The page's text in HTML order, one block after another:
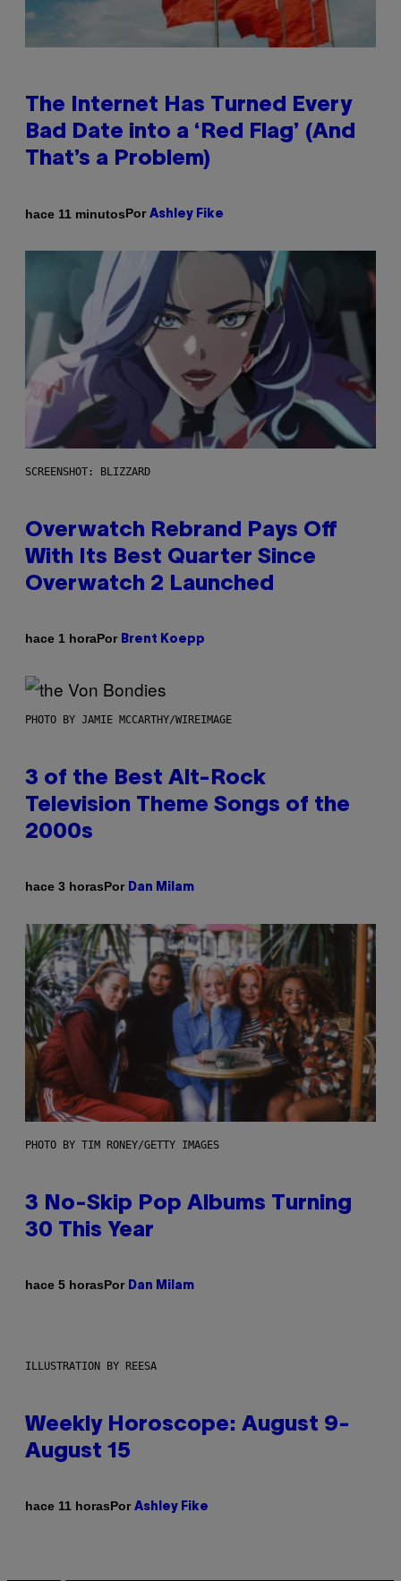
The Internet Has Turned Every
Bad Date into a ‘Red Flag’ (And
That’s a Problem)
hace 11 minutosPor Ashley Fike
SCREENSHOT: BLIZZARD
Overwatch Rebrand Pays Off
With Its Best Quarter Since
Overwatch 2 Launched
hace 1 horaPor Brent Koepp
PHOTO BY JAMIE MCCARTHY/WIREIMAGE
3 of the Best Alt-Rock
Television Theme Songs of the
2000s
hace 3 horasPor Dan Milam
PHOTO BY TIM RONEY/GETTY IMAGES
3 No-Skip Pop Albums Turning
30 This Year
hace 5 horasPor Dan Milam
ILLUSTRATION BY REESA
Weekly Horoscope: August 9-
August 15
hace 11 horasPor Ashley Fike